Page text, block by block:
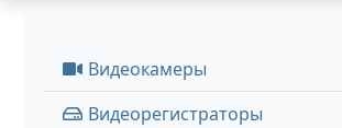
Видеокамеры
Видеорегистраторы